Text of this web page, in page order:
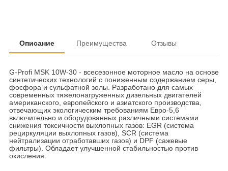
Описание Преимущества Отзывы
G-Profi MSK 10W-30 - всесезонное моторное масло на основе
синтетических технологий с пониженным содержанием серы,
фосфора и сульфатной золы. Разработано для самых
современных тяжелонагруженных дизельных двигателей
американского, европейского и азиатского производства,
отвечающих экологическим требованиям Евро-5,6
включительно и оборудованных различными системами
снижения токсичности выхлопных газов: EGR (система
рециркуляции выхлопных газов), SCR (система
нейтрализации отработавших газов) и DPF (сажевые
фильтры). Обладаeт улучшенной стабильностью против
окисления.